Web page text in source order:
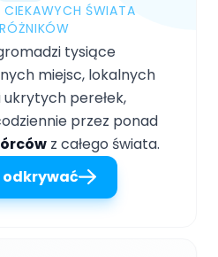
CIEKAWYCH ŚWIATA
tysiące
miejsc, lokalnych
perełek,
przez ponad
z całego świata.
odkrywać